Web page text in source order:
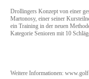
Drollingers Konzept von einer
Martonosy, einer seiner
ein Training in der neuen
Kategorie Senioren mit 10
Weitere Informationen: